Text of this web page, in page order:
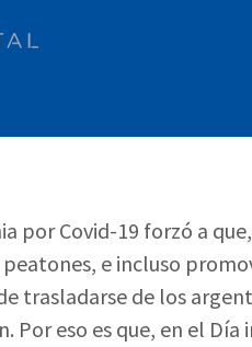
por Covid-19 forzó a
e incluso
trasladarse de los
Por eso es que, en el